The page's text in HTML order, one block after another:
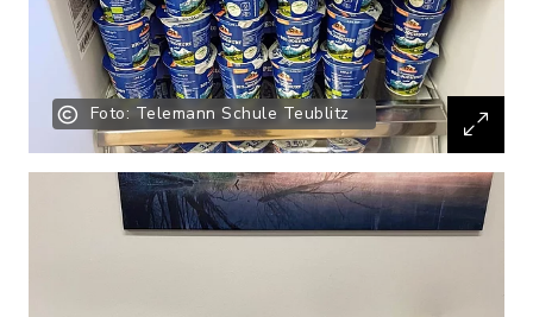
Foto: Telemann Schule Teublitz